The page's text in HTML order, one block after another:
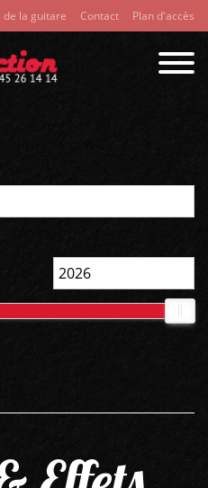
de la guitare Contact Plan d'accès